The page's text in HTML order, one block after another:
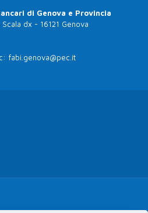
di Genova e Provincia
dx - 16121 Genova
fabi.genova@pec.it